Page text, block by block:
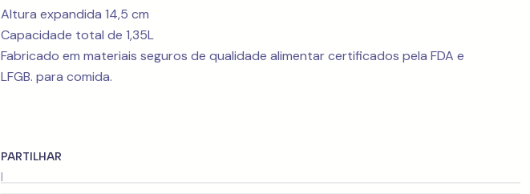
Altura expandida 14,5 cm
Capacidade total de 1,35L
Fabricado em materiais seguros de qualidade alimentar certificados pela FDA e
LFGB. para comida.
PARTILHAR
|